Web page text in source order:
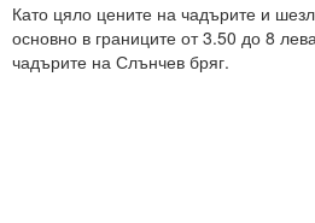
Като цяло цените на чадърите и
основно в границите от 3.50 до 8
чадърите на Слънчев бряг.